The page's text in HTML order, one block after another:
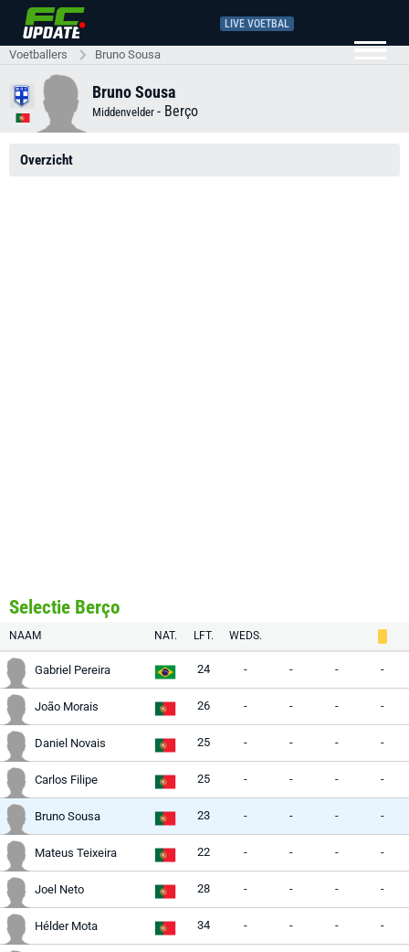
LIVE VOETBAL
Voetballers Bruno Sousa
Bruno Sousa
Middenvelder - Berço
Overzicht
Selectie Berço
NAAM NAT. LFT. WEDS.
Gabriel Pereira 24 - - - -
João Morais 26 - - - -
Daniel Novais 25 - - - -
Carlos Filipe 25 - - - -
Bruno Sousa 23 - - - -
Mateus Teixeira 22 - - - -
Joel Neto 28 - - - -
Hélder Mota 34 - - - -